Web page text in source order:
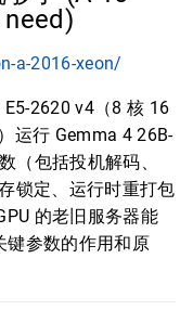
a-2016-xeon/
2620 v4（8 核 16
运行 Gemma 4 26B-
（包括投机解码、
锁定、运行时重打包
的老旧服务器能
键参数的作用和原